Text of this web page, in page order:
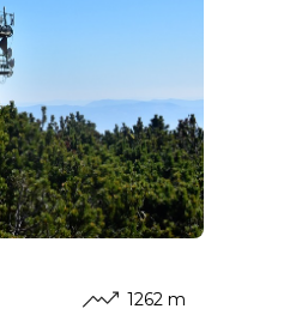
1262 m